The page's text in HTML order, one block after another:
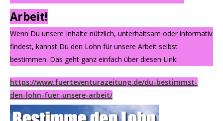
Arbeit!
Wenn Du unsere Inhalte nützlich, unterhaltsam oder informativ
findest, kannst Du den Lohn für unsere Arbeit selbst
bestimmen. Das geht ganz einfach über diesen Link:
https://www.fuerteventurazeitung.de/du-bestimmst-
den-lohn-fuer-unsere-arbeit/